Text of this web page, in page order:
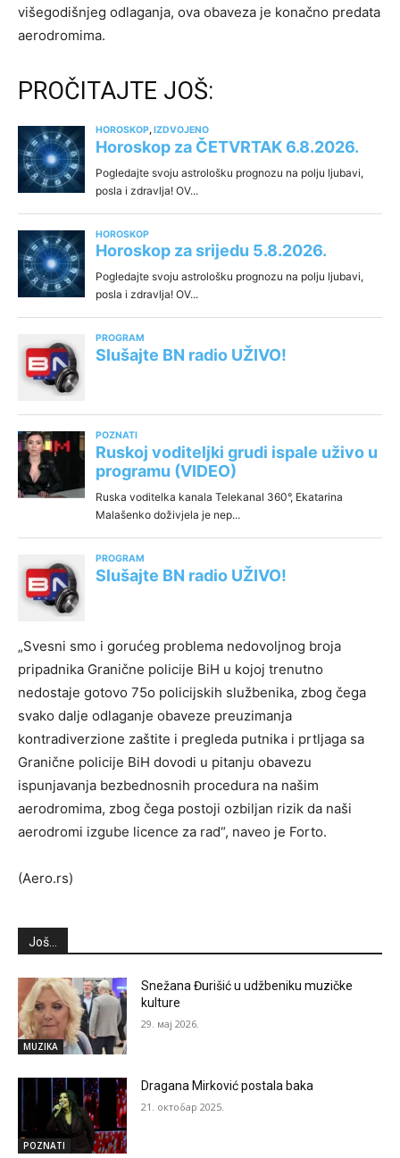
višegodišnjeg odlaganja, ova obaveza je konačno predata
aerodromima.
PROČITAJTE JOŠ:
„Svesni smo i gorućeg problema nedovoljnog broja
pripadnika Granične policije BiH u kojoj trenutno
nedostaje gotovo 75o policijskih službenika, zbog čega
svako dalje odlaganje obaveze preuzimanja
kontradiverzione zaštite i pregleda putnika i prtljaga sa
Granične policije BiH dovodi u pitanju obavezu
ispunjavanja bezbednosnih procedura na našim
aerodromima, zbog čega postoji ozbiljan rizik da naši
aerodromi izgube licence za rad“, naveo je Forto.
(Aero.rs)
Još...
MUZIKA
Snežana Đurišić u udžbeniku muzičke
kulture
29. мај 2026.
POZNATI
Dragana Mirković postala baka
21. октобар 2025.